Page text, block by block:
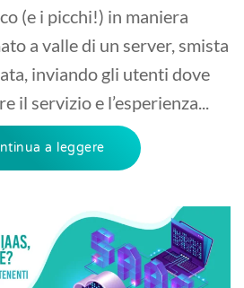
(e i picchi!) in maniera
a valle di un server, smista
inviando gli utenti dove
il servizio e l’esperienza...
a leggere